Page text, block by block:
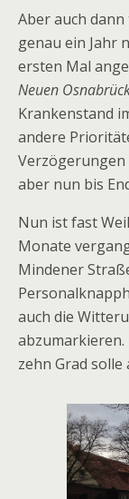
Aber auch dann
genau ein Jahr
ersten Mal
Neuen
Krankenstand
andere
aber nun bis
Nun ist fast
Monate
Mindener
auch die
abzumarkieren.
zehn Grad